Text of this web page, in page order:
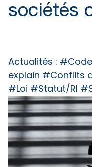
sociétés
Actualités :
explain #Conflits
#Loi #Statut/RI